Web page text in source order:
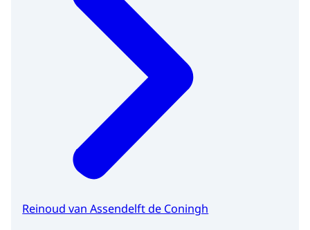
Reinoud van Assendelft de Coningh